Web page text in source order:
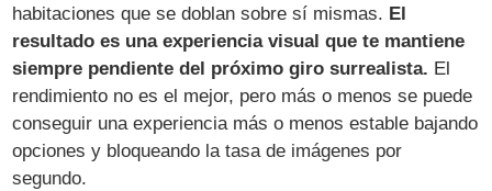
habitaciones que se doblan sobre sí mismas. El
resultado es una experiencia visual que te mantiene
siempre pendiente del próximo giro surrealista. El
rendimiento no es el mejor, pero más o menos se puede
conseguir una experiencia más o menos estable bajando
opciones y bloqueando la tasa de imágenes por
segundo.